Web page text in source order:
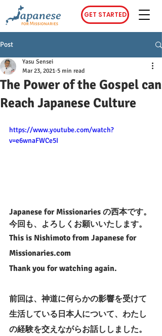
GET STARTED
Post
The Power of the Gospel can
Reach Japanese Culture
Yasu Sensei
Mar 23, 2021 5 min read
https://www.youtube.com/watch?
v=e6wnaFWCe5I
Japanese for Missionaries の西本です。
今回も、よろしくお願いいたします。
This is Nishimoto from Japanese for
Missionaries.com
Thank you for watching again.
前回は、神道に何らかの影響を受けて
生活している日本人について、わたし
の経験を交えながらお話ししました。